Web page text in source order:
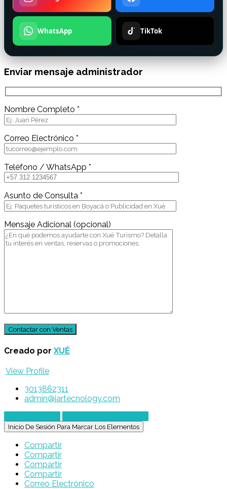
WhatsApp TikTok
Enviar mensaje administrador
Nombre Completo *
Correo Electrónico *
Teléfono / WhatsApp *
Asunto de Consulta *
Mensaje Adicional (opcional)
Creado por XUÉ
View Profile
3013862311
admin@iartecnology.com
Inicio De Sesión Para Marcar Los Elementos
Compartir
Compartir
Compartir
Compartir
Correo Electrónico